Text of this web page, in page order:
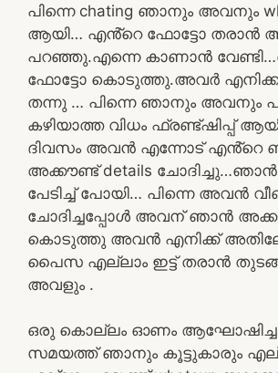
പിന്നെ chating ഞാനും അവനും
ആയി… എൻ്റെ ഫോട്ടോ തരാൻ
പറഞ്ഞു.എന്നെ കാണാൻ
ഫോട്ടോ കൊടുത്തു.അവർ
തന്നു … പിന്നെ ഞാനും അവനും
കഴിയാത്ത വിധം ഫ്രണ്ട്ഷിപ്പ്
ദിവസം അവൻ എന്നോട് എൻ്റെ
അക്കൗണ്ട് details
പേടിച്ച് പോയി… പിന്നെ അവൻ
ചോദിച്ചപ്പോൾ അവന് ഞാൻ
കൊടുത്തു അവൻ എനിക്ക്
പൈസ എല്ലാം ഇട്ട് തരാൻ
അവളും .
ഒരു കൊല്ലം ഓണം
സമയത്ത് ഞാനും കൂട്ടുകാരും